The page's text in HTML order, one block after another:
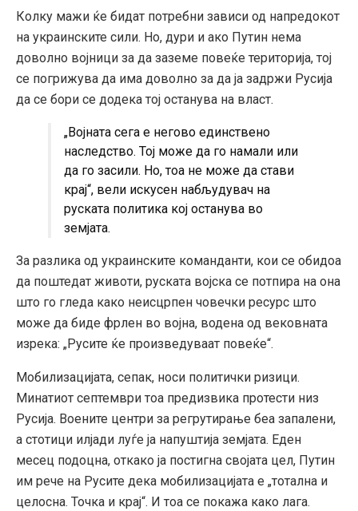
Колку мажи ќе бидат потребни зависи од напредокот
на украинските сили. Но, дури и ако Путин нема
доволно војници за да заземе повеќе територија, тој
се погрижува да има доволно за да ја задржи Русија
да се бори се додека тој останува на власт.
„Војната сега е негово единствено
наследство. Тој може да го намали или
да го засили. Но, тоа не може да стави
крај“, вели искусен набљудувач на
руската политика кој останува во
земјата.
За разлика од украинските команданти, кои се обидоа
да поштедат животи, руската војска се потпира на она
што го гледа како неисцрпен човечки ресурс што
може да биде фрлен во војна, водена од вековната
изрека: „Русите ќе произведуваат повеќе“.
Мобилизацијата, сепак, носи политички ризици.
Минатиот септември тоа предизвика протести низ
Русија. Воените центри за регрутирање беа запалени,
а стотици илјади луѓе ја напуштија земјата. Еден
месец подоцна, откако ја постигна својата цел, Путин
им рече на Русите дека мобилизацијата е „тотална и
целосна. Точка и крај“. И тоа се покажа како лага.